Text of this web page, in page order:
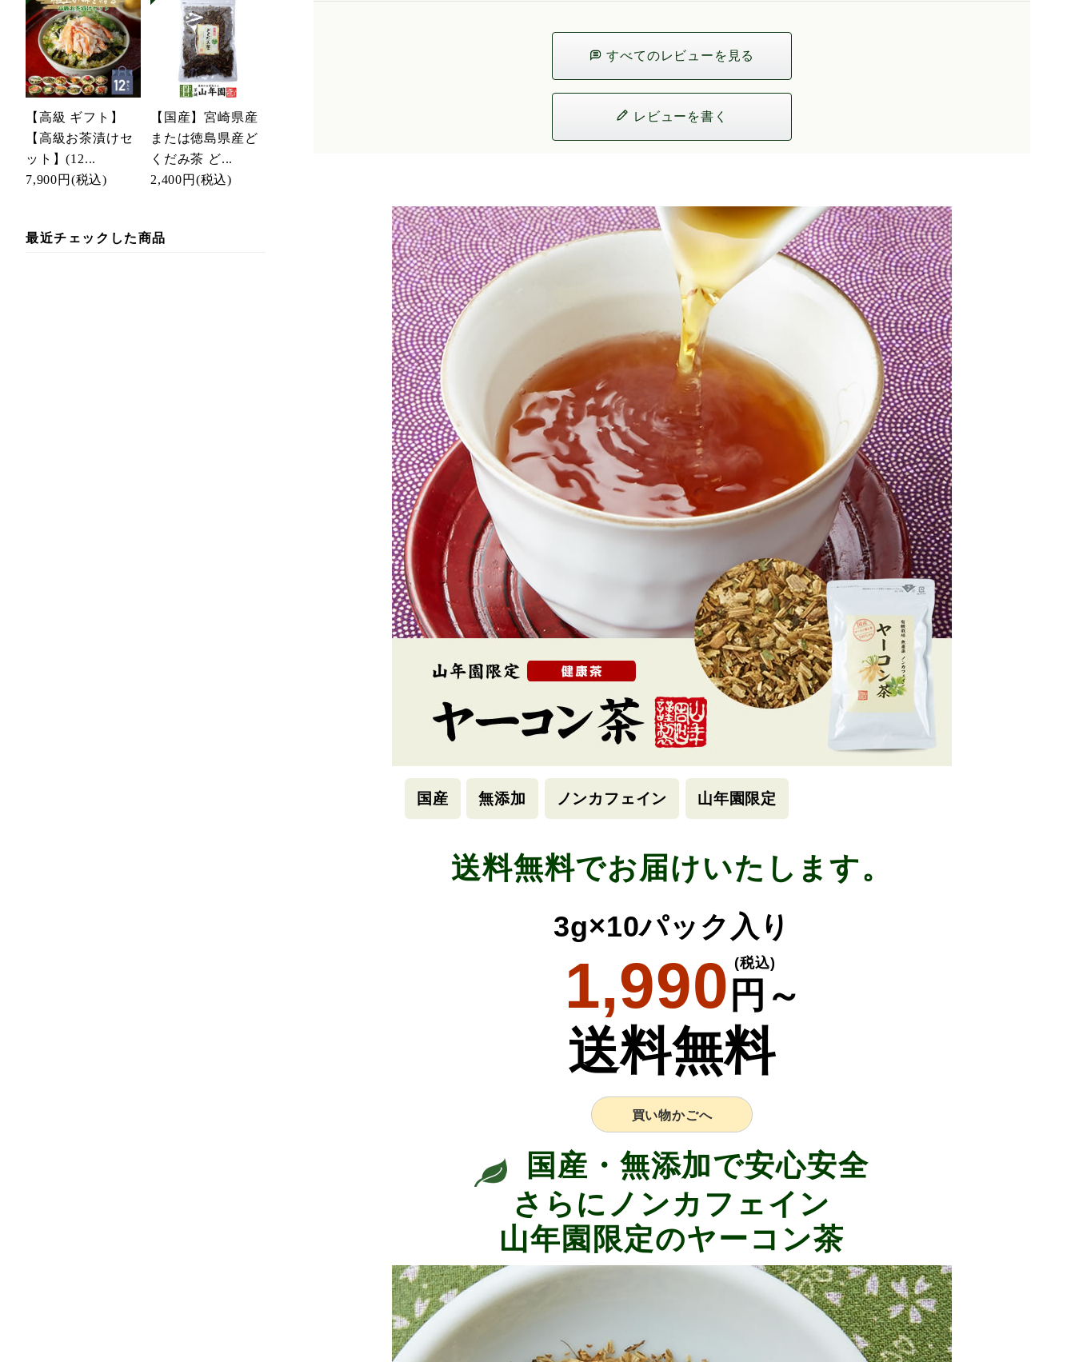
【高級 ギフト】
【高級お茶漬けセ
ット】(12...
7,900円 (税込)
【国産】宮崎県産
または徳島県産ど
くだみ茶 ど...
2,400円 (税込)
最近チェックした商品
すべてのレビューを見る
レビューを書く
国産 無添加 ノンカフェイン 山年園限定
送料無料でお届けいたします。
3g×10パック入り
1,990 円～
(税込)
送料無料
買い物かごへ
国産・無添加で安心安全
さらにノンカフェイン
山年園限定のヤーコン茶